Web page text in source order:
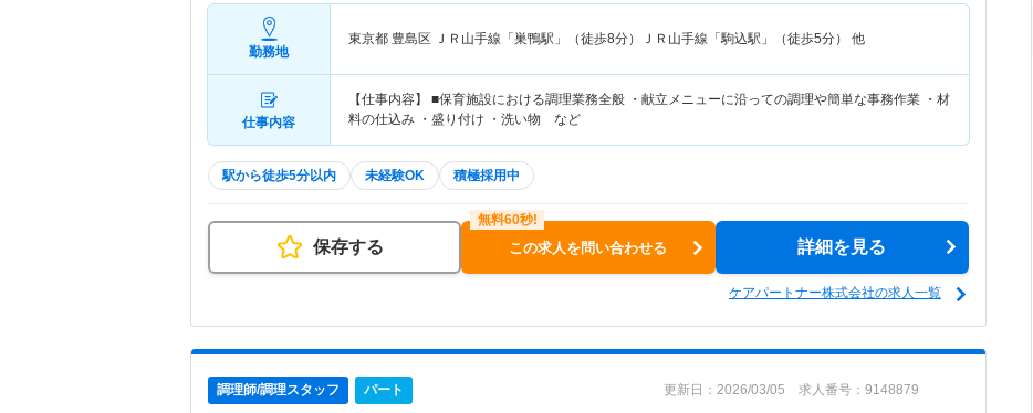
勤務地
東京都 豊島区 ＪＲ山手線「巣鴨駅」（徒歩8分）ＪＲ山手線「駒込駅」（徒歩5分） 他
仕事内容
【仕事内容】 ■保育施設における調理業務全般 ・献立メニューに沿っての調理や簡単な事務作業 ・材
料の仕込み ・盛り付け ・洗い物 など
駅から徒歩5分以内 未経験OK 積極採用中
保存する この求人を問い合わせる 詳細を見る
ケアパートナー株式会社の求人一覧
調理師/調理スタッフ パート 更新日：2026/03/05 求人番号：9148879